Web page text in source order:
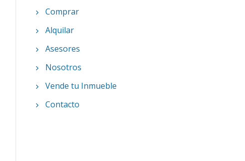
Comprar
Alquilar
Asesores
Nosotros
Vende tu Inmueble
Contacto